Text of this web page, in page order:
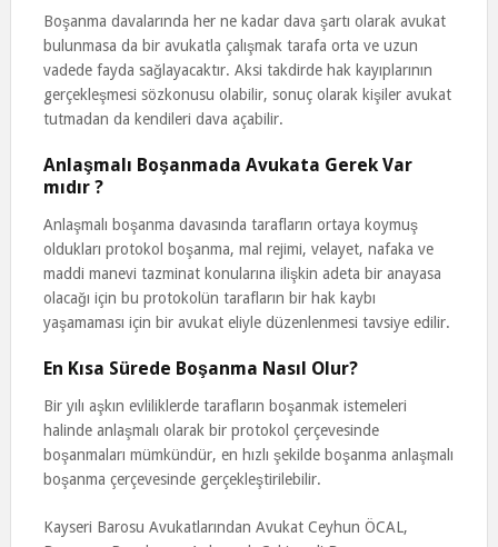
Boşanma davalarında her ne kadar dava şartı olarak avukat
bulunmasa da bir avukatla çalışmak tarafa orta ve uzun
vadede fayda sağlayacaktır. Aksi takdirde hak kayıplarının
gerçekleşmesi sözkonusu olabilir, sonuç olarak kişiler avukat
tutmadan da kendileri dava açabilir.
Anlaşmalı Boşanmada Avukata Gerek Var
mıdır ?
Anlaşmalı boşanma davasında tarafların ortaya koymuş
oldukları protokol boşanma, mal rejimi, velayet, nafaka ve
maddi manevi tazminat konularına ilişkin adeta bir anayasa
olacağı için bu protokolün tarafların bir hak kaybı
yaşamaması için bir avukat eliyle düzenlenmesi tavsiye edilir.
En Kısa Sürede Boşanma Nasıl Olur?
Bir yılı aşkın evliliklerde tarafların boşanmak istemeleri
halinde anlaşmalı olarak bir protokol çerçevesinde
boşanmaları mümkündür, en hızlı şekilde boşanma anlaşmalı
boşanma çerçevesinde gerçekleştirilebilir.
Kayseri Barosu Avukatlarından Avukat Ceyhun ÖCAL,